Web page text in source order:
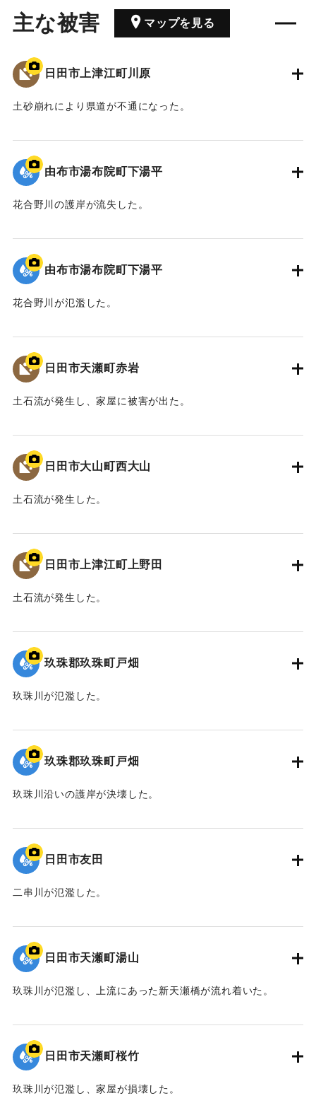
主な被害 マップを見る
日田市上津江町川原
土砂崩れにより県道が不通になった。
2020/7/6｜固有コード:01215088
由布市湯布院町下湯平
花合野川の護岸が流失した。
2020/7/6｜固有コード:01215087
由布市湯布院町下湯平
花合野川が氾濫した。
2020/7/6｜固有コード:01215086
日田市天瀬町赤岩
土石流が発生し、家屋に被害が出た。
2020/7/6｜固有コード:01215085
日田市大山町西大山
土石流が発生した。
2020/7/6｜固有コード:01215084
日田市上津江町上野田
土石流が発生した。
2020/7/6｜固有コード:01215083
玖珠郡玖珠町戸畑
玖珠川が氾濫した。
2020/7/6｜固有コード:01215082
玖珠郡玖珠町戸畑
玖珠川沿いの護岸が決壊した。
2020/7/6｜固有コード:01215081
日田市友田
二串川が氾濫した。
2020/7/6｜固有コード:01215080
日田市天瀬町湯山
玖珠川が氾濫し、上流にあった新天瀬橋が流れ着いた。
2020/7/6｜固有コード:01215079
日田市天瀬町桜竹
玖珠川が氾濫し、家屋が損壊した。